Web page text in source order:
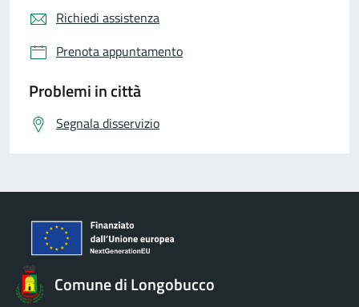
Richiedi assistenza
Prenota appuntamento
Problemi in città
Segnala disservizio
Comune di Longobucco